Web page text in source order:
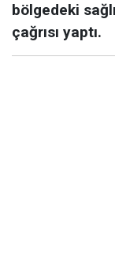
bölgedeki
çağrısı yaptı.